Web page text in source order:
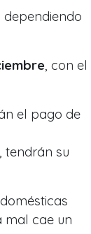
, con el
el pago de
tendrán su
mal cae un